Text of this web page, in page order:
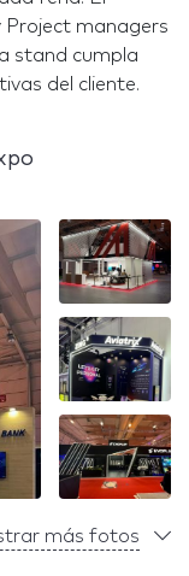
Project managers
stand cumpla
del cliente.
más fotos